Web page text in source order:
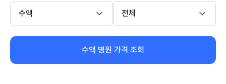
수액 전체
수액 병원 가격 조회